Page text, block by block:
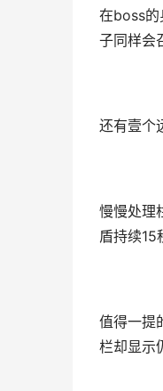
在boss的
子同样会
还有壹个
慢慢处理
盾持续15
值得一提
栏却显示